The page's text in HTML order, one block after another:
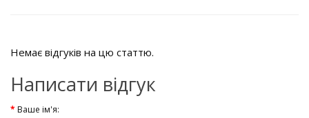
Немає відгуків на цю статтю.
Написати відгук
Ваше ім'я: